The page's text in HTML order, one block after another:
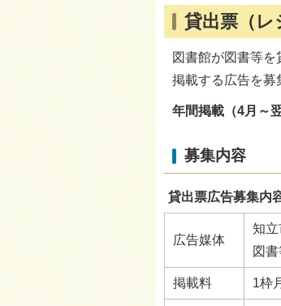
貸出票（レ
図書館が図書等
掲載する広告を募
年間掲載（4月～
募集内容
貸出票広告募集内
広告媒体
知
図
掲載料 1枠